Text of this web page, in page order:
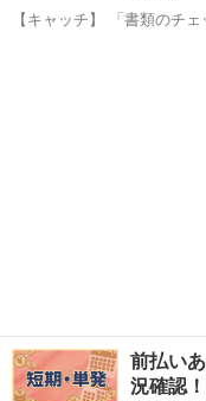
【キャッチ】 「書類のチ
前払い
況確認